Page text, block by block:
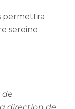
permettra
sereine.
de